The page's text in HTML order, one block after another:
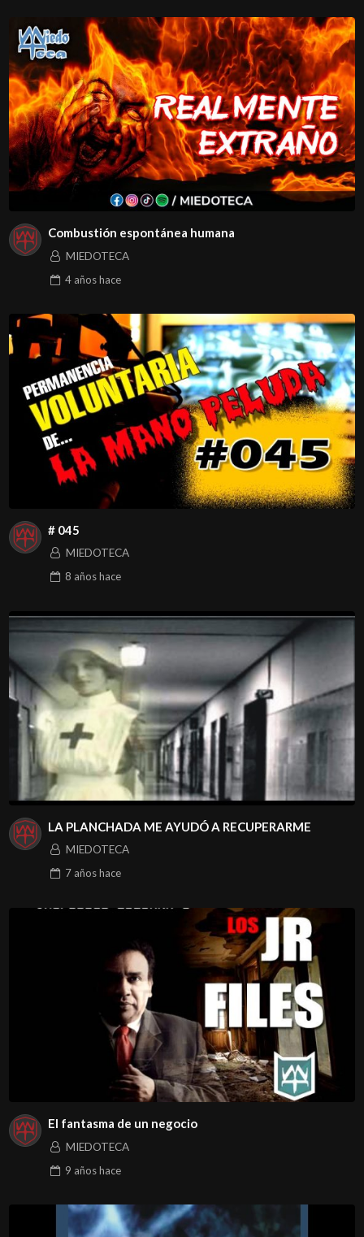
Combustión espontánea humana
MIEDOTECA
4 añoshace
# 045
MIEDOTECA
8 añoshace
LA PLANCHADA ME AYUDÓ A RECUPERARME
MIEDOTECA
7 añoshace
El fantasma de un negocio
MIEDOTECA
9 añoshace